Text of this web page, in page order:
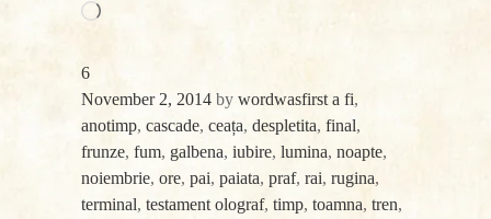
Loading…
6
November 2, 2014 by wordwasfirst a fi,
anotimp, cascade, ceața, despletita, final,
frunze, fum, galbena, iubire, lumina, noapte,
noiembrie, ore, pai, paiata, praf, rai, rugina,
terminal, testament olograf, timp, toamna, tren,